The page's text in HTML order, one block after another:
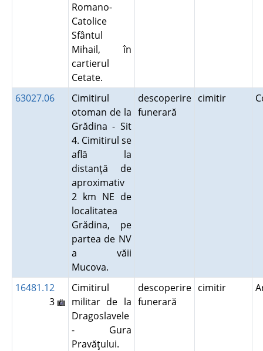
Romano-
Catolice
Sfântul
Mihail, în
cartierul
Cetate.
63027.06
Cimitirul
otoman de la
Grădina - Sit
4. Cimitirul se
află la
distanţă de
aproximativ
2 km NE de
localitatea
Grădina, pe
partea de NV
a văii
Mucova.
descoperire
funerară
cimitir
16481.12
3
Cimitirul
militar de la
Dragoslavele
- Gura
Pravăţului.
descoperire
funerară
cimitir